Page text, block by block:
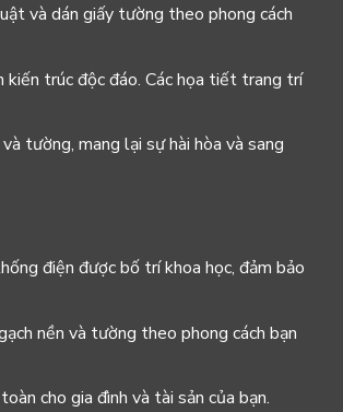
và dán giấy tường theo phong cách
kiến trúc độc đáo. Các họa tiết trang trí
tường, mang lại sự hài hòa và sang
điện được bố trí khoa học, đảm bảo
nền và tường theo phong cách bạn
cho gia đình và tài sản của bạn.